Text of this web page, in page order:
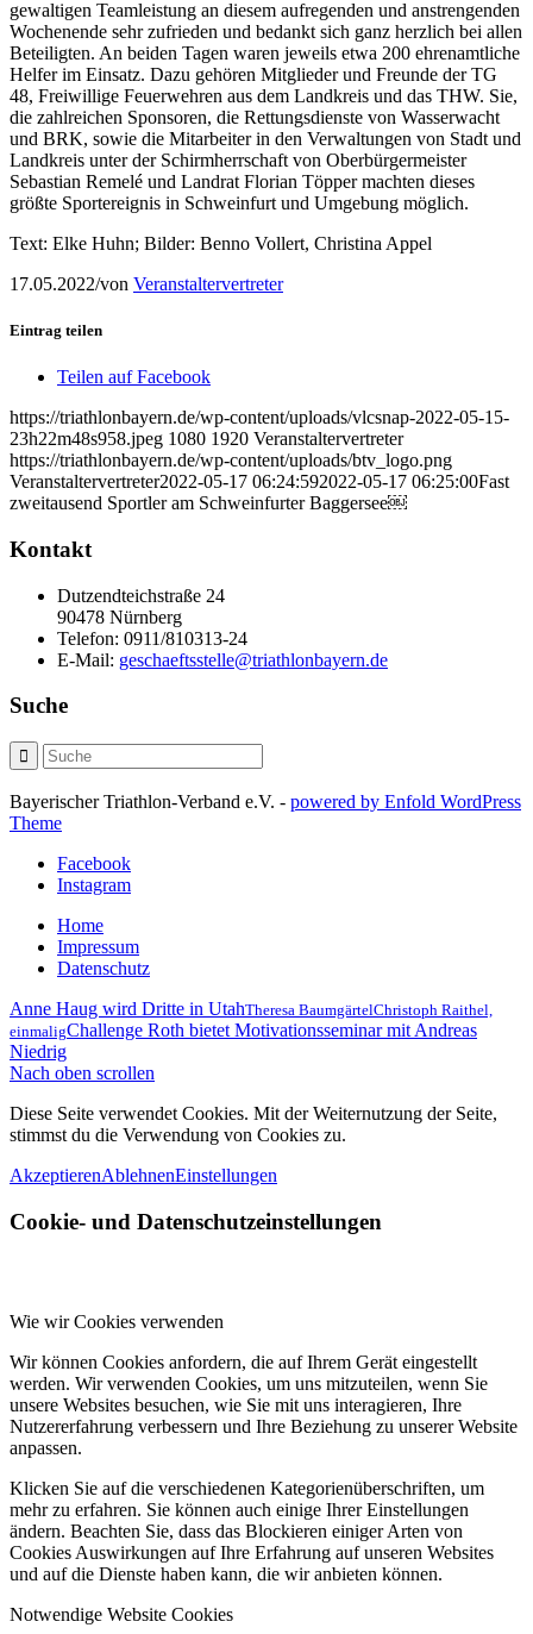
gewaltigen Teamleistung an diesem aufregenden und anstrengenden
Wochenende sehr zufrieden und bedankt sich ganz herzlich bei allen
Beteiligten. An beiden Tagen waren jeweils etwa 200 ehrenamtliche
Helfer im Einsatz. Dazu gehören Mitglieder und Freunde der TG
48, Freiwillige Feuerwehren aus dem Landkreis und das THW. Sie,
die zahlreichen Sponsoren, die Rettungsdienste von Wasserwacht
und BRK, sowie die Mitarbeiter in den Verwaltungen von Stadt und
Landkreis unter der Schirmherrschaft von Oberbürgermeister
Sebastian Remelé und Landrat Florian Töpper machten dieses
größte Sportereignis in Schweinfurt und Umgebung möglich.
Text: Elke Huhn; Bilder: Benno Vollert, Christina Appel
17.05.2022/von Veranstaltervertreter
Eintrag teilen
Teilen auf Facebook
https://triathlonbayern.de/wp-content/uploads/vlcsnap-2022-05-15-
23h22m48s958.jpeg 1080 1920 Veranstaltervertreter
https://triathlonbayern.de/wp-content/uploads/btv_logo.png
Veranstaltervertreter2022-05-17 06:24:592022-05-17 06:25:00Fast
zweitausend Sportler am Schweinfurter Baggersee￼
Kontakt
Dutzendteichstraße 24
90478 Nürnberg
Telefon: 0911/810313-24
E-Mail: geschaeftsstelle@triathlonbayern.de
Suche
Bayerischer Triathlon-Verband e.V. - powered by Enfold WordPress
Theme
Facebook
Instagram
Home
Impressum
Datenschutz
Anne Haug wird Dritte in UtahTheresa BaumgärtelChristoph Raithel,
einmaligChallenge Roth bietet Motivationsseminar mit Andreas
Niedrig
Nach oben scrollen
Diese Seite verwendet Cookies. Mit der Weiternutzung der Seite,
stimmst du die Verwendung von Cookies zu.
AkzeptierenAblehnenEinstellungen
Cookie- und Datenschutzeinstellungen
Wie wir Cookies verwenden
Wir können Cookies anfordern, die auf Ihrem Gerät eingestellt
werden. Wir verwenden Cookies, um uns mitzuteilen, wenn Sie
unsere Websites besuchen, wie Sie mit uns interagieren, Ihre
Nutzererfahrung verbessern und Ihre Beziehung zu unserer Website
anpassen.
Klicken Sie auf die verschiedenen Kategorienüberschriften, um
mehr zu erfahren. Sie können auch einige Ihrer Einstellungen
ändern. Beachten Sie, dass das Blockieren einiger Arten von
Cookies Auswirkungen auf Ihre Erfahrung auf unseren Websites
und auf die Dienste haben kann, die wir anbieten können.
Notwendige Website Cookies